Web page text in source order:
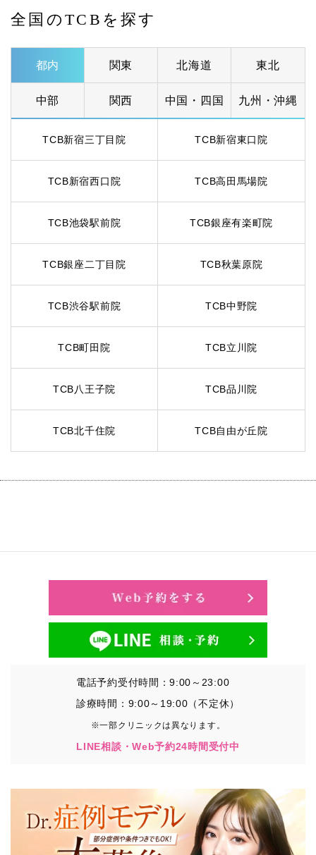
全国のTCBを探す
都内 関東 北海道 東北
中部 関西 中国・四国 九州・沖縄
TCB新宿三丁目院 TCB新宿東口院
TCB新宿西口院 TCB高田馬場院
TCB池袋駅前院 TCB銀座有楽町院
TCB銀座二丁目院 TCB秋葉原院
TCB渋谷駅前院 TCB中野院
TCB町田院 TCB立川院
TCB八王子院 TCB品川院
TCB北千住院 TCB自由が丘院
電話予約受付時間：9:00～23:00
診療時間：9:00～19:00（不定休）
※一部クリニックは異なります。
LINE相談・Web予約24時間受付中